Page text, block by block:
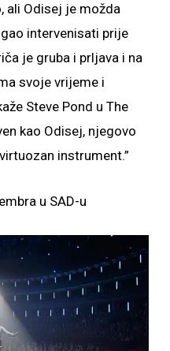
ali Odisej je možda
intervenisati prije
je gruba i prljava i na
svoje vrijeme i
Steve Pond u The
kao Odisej, njegovo
instrument.”
u SAD-u